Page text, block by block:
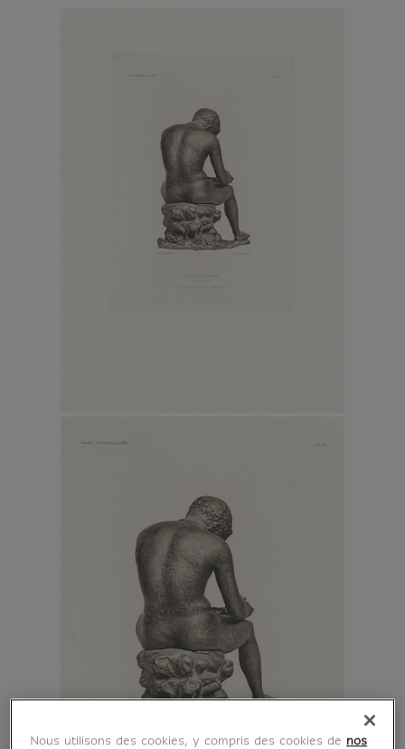
Nous utilisons des cookies, y compris des cookies de nos